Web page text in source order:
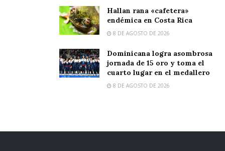
Hallan rana «cafetera»
endémica en Costa Rica
8 DE AGOSTO DE 2026
Dominicana logra asombrosa
jornada de 15 oro y toma el
cuarto lugar en el medallero
8 DE AGOSTO DE 2026